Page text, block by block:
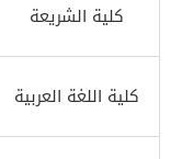
كلية الشريعة
كلية اللغة العربية